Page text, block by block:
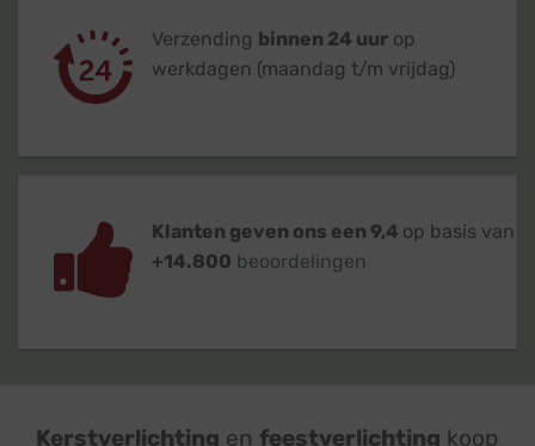
Verzending binnen 24 uur op
werkdagen (maandag t/m vrijdag)
Klanten geven ons een 9,4 op basis van
+14.800 beoordelingen
Kerstverlichting en feestverlichting koop